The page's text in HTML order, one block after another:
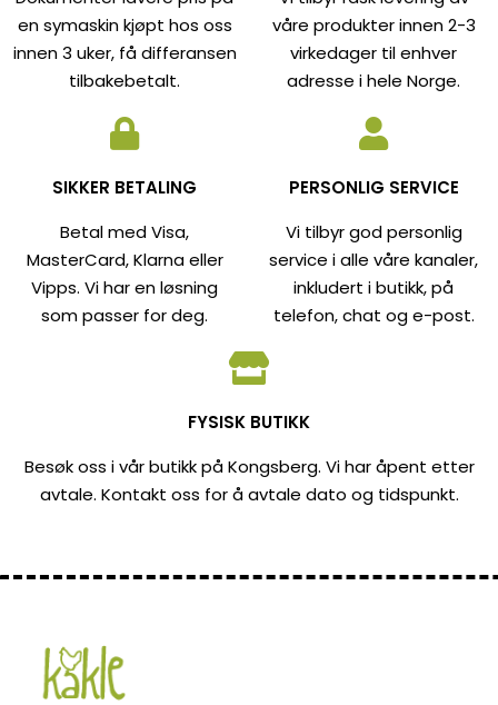
en symaskin kjøpt hos oss
innen 3 uker, få differansen
tilbakebetalt.
våre produkter innen 2-3
virkedager til enhver
adresse i hele Norge.
SIKKER BETALING
Betal med Visa,
MasterCard, Klarna eller
Vipps. Vi har en løsning
som passer for deg.
PERSONLIG SERVICE
Vi tilbyr god personlig
service i alle våre kanaler,
inkludert i butikk, på
telefon, chat og e-post.
FYSISK BUTIKK
Besøk oss i vår butikk på Kongsberg. Vi har åpent etter
avtale. Kontakt oss for å avtale dato og tidspunkt.